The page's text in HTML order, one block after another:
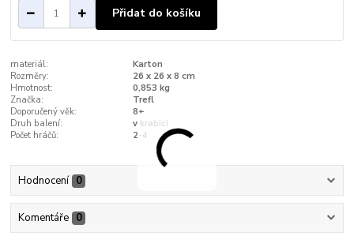
Přidat do košíku
materiál:
Karton
Rozměry:
26 x 26 x 8 cm
Hmotnost:
0,853 kg
Značka:
Trefl
Doporučený věk:
8+
Druh balení:
v krabici
Počet hráčů:
2-4
Hodnocení 0
Komentáře 0